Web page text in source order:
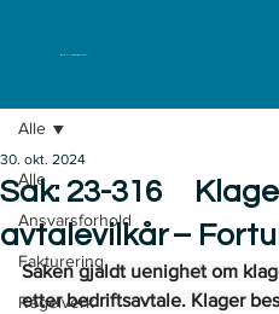
ELKLAGENEMNDA
Alle
Ansvarsforhold
Fakturering
Regelverk
Alle
Sak: 23-316
avtalevilkår –
30. okt. 2024
Saken gjaldt uenighet om
etter bedriftsavtale. Klager